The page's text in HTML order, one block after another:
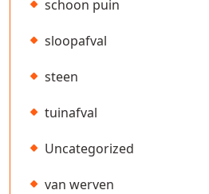
schoon puin
sloopafval
steen
tuinafval
Uncategorized
van werven